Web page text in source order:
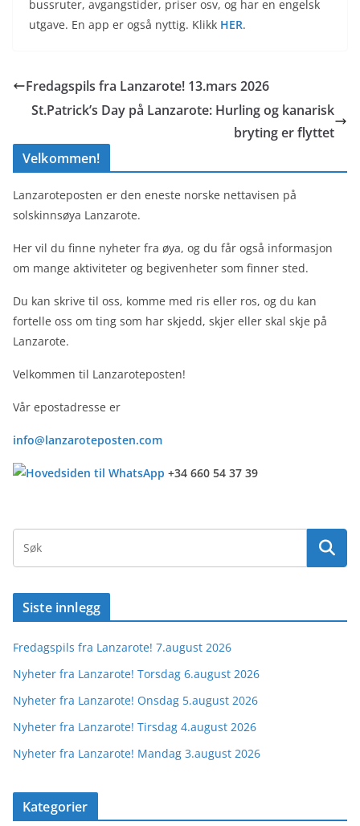
bussruter, avgangstider, priser osv, og har en engelsk
utgave. En app er også nyttig. Klikk HER.
Fredagspils fra Lanzarote! 13.mars 2026
St.Patrick’s Day på Lanzarote: Hurling og kanarisk
bryting er flyttet
Velkommen!
Lanzaroteposten er den eneste norske nettavisen på
solskinnsøya Lanzarote.
Her vil du finne nyheter fra øya, og du får også informasjon
om mange aktiviteter og begivenheter som finner sted.
Du kan skrive til oss, komme med ris eller ros, og du kan
fortelle oss om ting som har skjedd, skjer eller skal skje på
Lanzarote.
Velkommen til Lanzaroteposten!
Vår epostadresse er
info@lanzaroteposten.com
+34 660 54 37 39
Siste innlegg
Fredagspils fra Lanzarote! 7.august 2026
Nyheter fra Lanzarote! Torsdag 6.august 2026
Nyheter fra Lanzarote! Onsdag 5.august 2026
Nyheter fra Lanzarote! Tirsdag 4.august 2026
Nyheter fra Lanzarote! Mandag 3.august 2026
Kategorier